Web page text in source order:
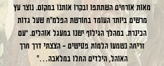
מאות אורחים השתתפו ובקרו אותנו במקום. נוצר עץ
מרשים ביותר העומד בחורשת הפלמ”ח שעל גדות
הכינרת. במהלך הגילוף ישנו במעגל אוהלים. “עם
זריחה נשמעו הלמות פטישים – הצצתי דרך חרך
האוהל, הילדים החלו במלאכה…”